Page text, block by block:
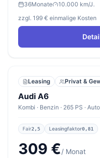
36Monate
10.000 km/J.
zzgl. 199 € einmalige Kosten
Leasing Privat &
Audi A6
Kombi · Benzin · 265 PS ·
Fair2,5 Leasingfaktor0,81
309 €/ Monat